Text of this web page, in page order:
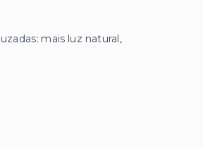
mais luz natural,